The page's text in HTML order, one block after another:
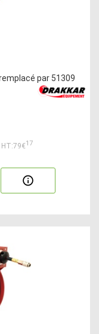
par 51309
HT:79€17